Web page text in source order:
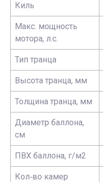
Киль
Макс. мощность
мотора, л.с.
Тип транца
Высота транца, мм
Толщина транца, мм
Диаметр баллона,
см
ПВХ баллона, г/м2
Кол‑во камер